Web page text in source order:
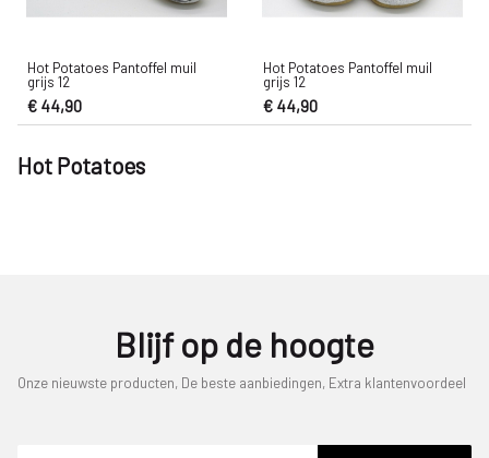
Hot Potatoes Pantoffel muil
grijs 12
€ 44,90
Hot Potatoes Pantoffel muil
grijs 12
€ 44,90
Hot Potatoes
Blijf op de hoogte
Onze nieuwste producten, De beste aanbiedingen, Extra klantenvoordeel